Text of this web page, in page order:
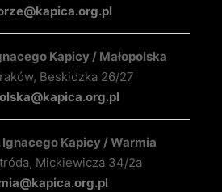
Kapicy / Małopolska
Beskidzka 26/27
Ignacego Kapicy / Warmia
Mickiewicza 34/2a